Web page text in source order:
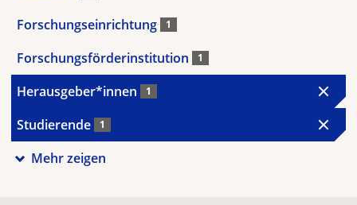
Forschungseinrichtung 1
Forschungsförderinstitution 1
Herausgeber*innen 1
Studierende 1
Mehr zeigen